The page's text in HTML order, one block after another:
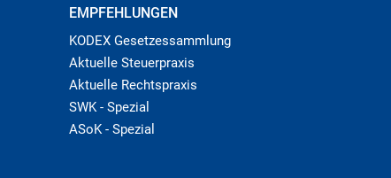
EMPFEHLUNGEN
KODEX Gesetzessammlung
Aktuelle Steuerpraxis
Aktuelle Rechtspraxis
SWK - Spezial
ASoK - Spezial